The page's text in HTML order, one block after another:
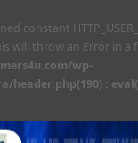
constant
will throw an Error in
wp-
: